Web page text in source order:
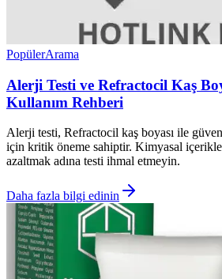
PopülerArama
Alerji Testi ve Refractocil Kaş
Kullanım Rehberi
Alerji testi, Refractocil kaş boyası ile
için kritik öneme sahiptir. Kimyasal
azaltmak adına testi ihmal etmeyin.
Daha fazla bilgi edinin